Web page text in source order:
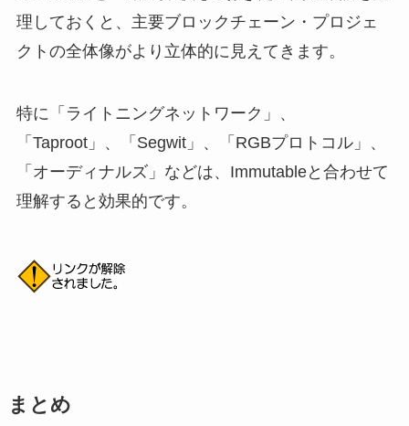
理しておくと、主要ブロックチェーン・プロジェ
クトの全体像がより立体的に見えてきます。
特に「ライトニングネットワーク」、
「Taproot」、「Segwit」、「RGBプロトコル」、
「オーディナルズ」などは、Immutableと合わせて
理解すると効果的です。
まとめ